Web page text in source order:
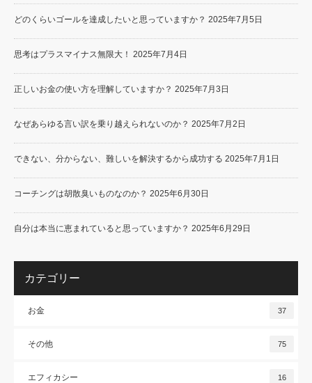
どのくらいゴールを達成したいと思っていますか？ 2025年7月5日
思考はプラスマイナス無限大！ 2025年7月4日
正しいお金の使い方を理解していますか？ 2025年7月3日
なぜあらゆる言い訳を乗り越えられないのか？ 2025年7月2日
できない、分からない、難しいを解決するから成功する 2025年7月1日
コーチングは胡散臭いものなのか？ 2025年6月30日
自分は本当に恵まれていると思っていますか？ 2025年6月29日
カテゴリー
お金 37
その他 75
エフィカシー 16